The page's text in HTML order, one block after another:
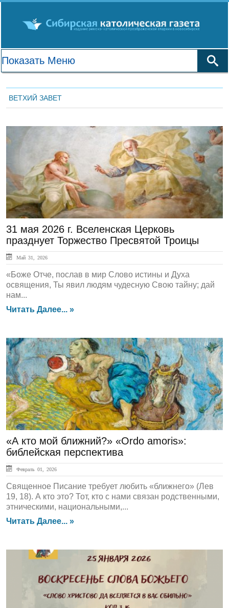
ВЕТХИЙ ЗАВЕТ
Admin
31 мая 2026 г. Вселенская Церковь
празднует Торжество Пресвятой Троицы
Май 31, 2026
«Боже Отче, послав в мир Слово истины и Духа
освящения, Ты явил людям чудесную Свою тайну; дай
нам...
Читать Далее... »
В Свете Божьего Слова
«А кто мой ближний?» «Ordo amoris»:
библейская перспектива
Февраль 01, 2026
Священное Писание требует любить «ближнего» (Лев
19, 18). А кто это? Тот, кто с нами связан родственными,
этническими, национальными,...
Читать Далее... »
ЛЕНТА НОВОСТЕЙ